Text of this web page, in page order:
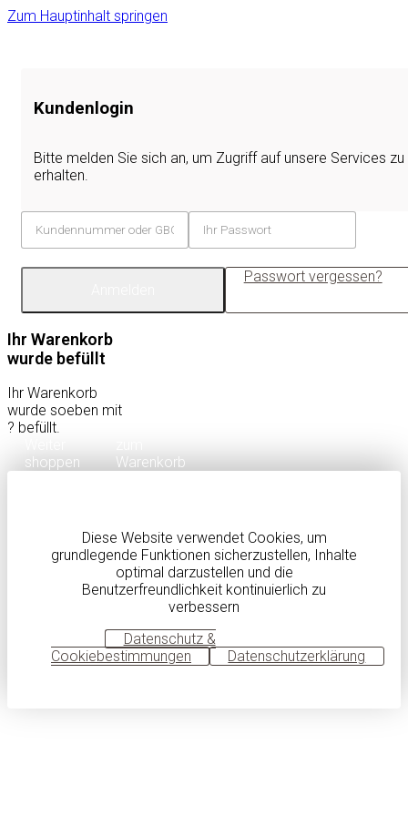
Zum Hauptinhalt springen
Kundenlogin
Bitte melden Sie sich an, um Zugriff auf unsere Services zu
erhalten.
Passwort vergessen?
Ihr Warenkorb
wurde befüllt
Ihr Warenkorb
wurde soeben mit
? befüllt.
shoppen
Warenkorb
Diese Website verwendet Cookies, um
grundlegende Funktionen sicherzustellen, Inhalte
optimal darzustellen und die
Benutzerfreundlichkeit kontinuierlich zu
verbessern
Datenschutz &
Cookiebestimmungen
Datenschutzerklärung